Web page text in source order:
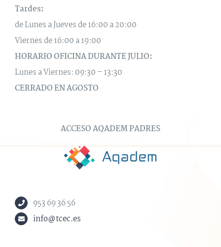
Tardes:
de Lunes a Jueves de 16:00 a 20:00
Viernes de 16:00 a 19:00
HORARIO OFICINA DURANTE JULIO:
Lunes a Viernes: 09:30 – 13:30
CERRADO EN AGOSTO
ACCESO AQADEM PADRES
953 69 36 56
info@tcec.es